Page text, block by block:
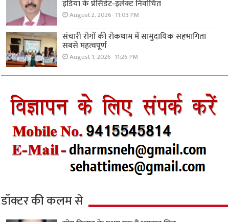
इंडिया के प्रेसिडेंट-इलेक्ट निर्वाचित
August 2, 2026- 11:03 PM
संचारी रोगों की रोकथाम में सामुदायिक सहभागिता
सबसे महत्वपूर्ण
August 1, 2026- 11:26 PM
डॉक्टर की कलम से